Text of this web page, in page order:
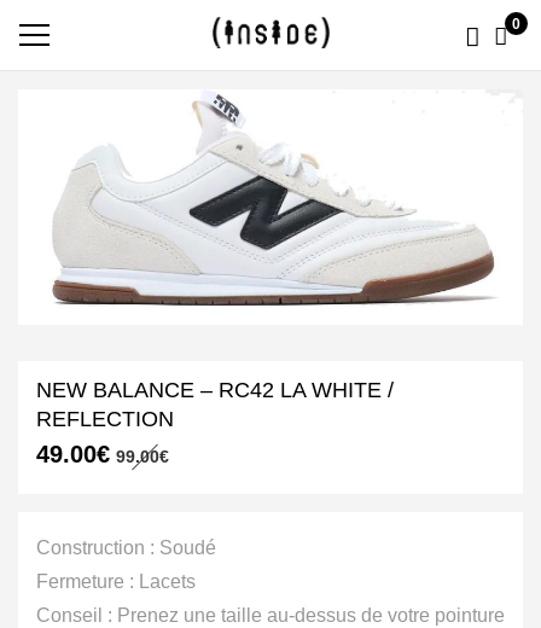
0
NEW BALANCE – RC42 LA WHITE /
REFLECTION
99.00€Le
99.00€.
49.00€ Le
49.00€.
Construction : Soudé
Fermeture : Lacets
Conseil : Prenez une taille au-dessus de votre pointure